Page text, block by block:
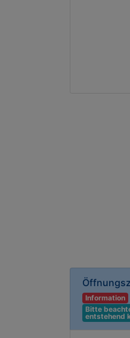
Information
Bitte
entstehend